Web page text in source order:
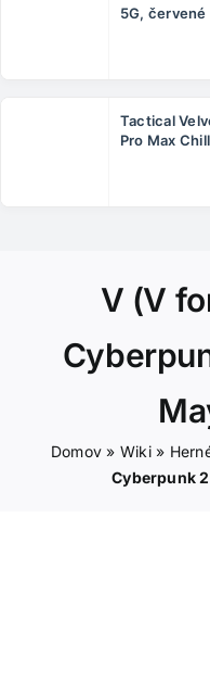
5G, červené
Tactical
Pro Max
V (V
Domov » Wiki»
Cyberpunk